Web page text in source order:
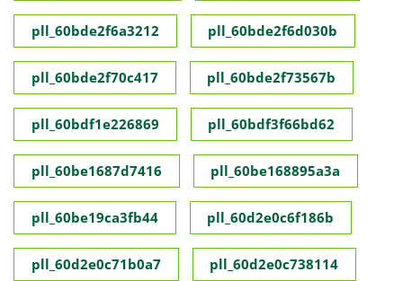
pll_60bde2f6a3212 pll_60bde2f6d030b
pll_60bde2f70c417 pll_60bde2f73567b
pll_60bdf1e226869 pll_60bdf3f66bd62
pll_60be1687d7416 pll_60be168895a3a
pll_60be19ca3fb44 pll_60d2e0c6f186b
pll_60d2e0c71b0a7 pll_60d2e0c738114